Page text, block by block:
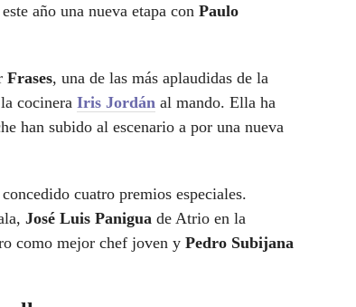
año una nueva etapa con Paulo
Frases, una de las más aplaudidas de la
cocinera Iris Jordán al mando. Ella ha
han subido al escenario a por una nueva
cuatro premios especiales.
José Luis Panigua de Atrio en la
como mejor chef joven y Pedro Subijana